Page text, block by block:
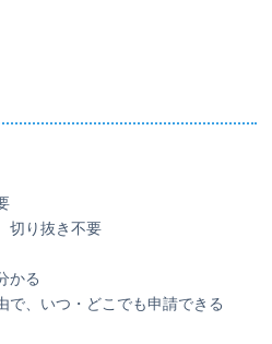
切り抜き不要
かる
で、いつ・どこでも申請できる